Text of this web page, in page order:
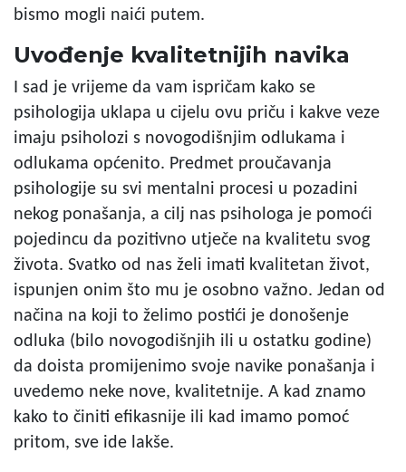
bismo mogli naići putem.
Uvođenje kvalitetnijih navika
I sad je vrijeme da vam ispričam kako se
psihologija uklapa u cijelu ovu priču i kakve veze
imaju psiholozi s novogodišnjim odlukama i
odlukama općenito. Predmet proučavanja
psihologije su svi mentalni procesi u pozadini
nekog ponašanja, a cilj nas psihologa je pomoći
pojedincu da pozitivno utječe na kvalitetu svog
života. Svatko od nas želi imati kvalitetan život,
ispunjen onim što mu je osobno važno. Jedan od
načina na koji to želimo postići je donošenje
odluka (bilo novogodišnjih ili u ostatku godine)
da doista promijenimo svoje navike ponašanja i
uvedemo neke nove, kvalitetnije. A kad znamo
kako to činiti efikasnije ili kad imamo pomoć
pritom, sve ide lakše.